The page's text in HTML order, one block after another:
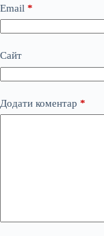
Email *
Сайт
Додати коментар *